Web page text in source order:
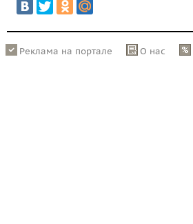
Реклама на портале О нас